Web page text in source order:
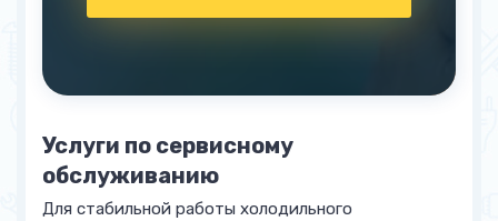
Услуги по сервисному
обслуживанию
Для стабильной работы холодильного